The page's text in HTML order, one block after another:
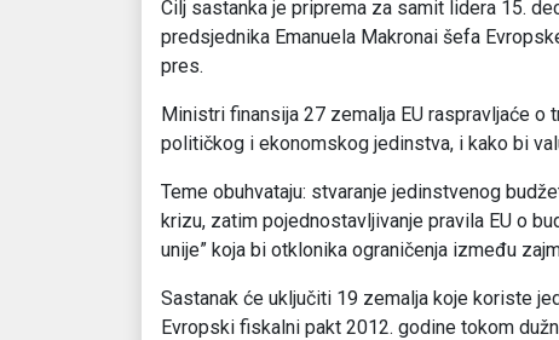
Cilj sastanka je priprema za samit lidera 15.
predsjednika Emanuela Makronai šefa
pres.
Ministri finansija 27 zemalja EU raspravljaće
političkog i ekonomskog jedinstva, i kako bi
Teme obuhvataju: stvaranje jedinstvenog
krizu, zatim pojednostavljivanje pravila EU o
unije” koja bi otklonika ograničenja između
Sastanak će uključiti 19 zemalja koje koriste
Evropski fiskalni pakt 2012. godine tokom